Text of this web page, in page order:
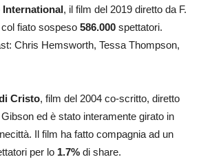
International, il film del 2019 diretto da F.
fiato sospeso 586.000 spettatori.
Chris Hemsworth, Tessa Thompson,
Cristo, film del 2004 co-scritto, diretto
ed è stato interamente girato in
Il film ha fatto compagnia ad un
per lo 1.7% di share.